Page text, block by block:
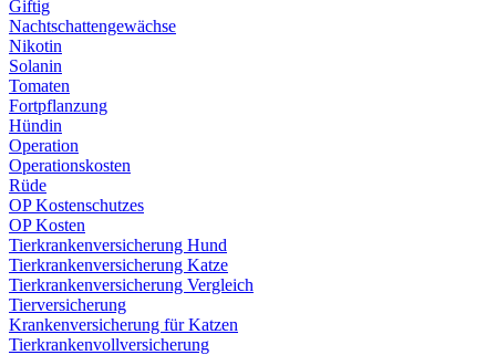
Giftig
Nachtschattengewächse
Nikotin
Solanin
Tomaten
Fortpflanzung
Hündin
Operation
Operationskosten
Rüde
OP Kostenschutzes
OP Kosten
Tierkrankenversicherung Hund
Tierkrankenversicherung Katze
Tierkrankenversicherung Vergleich
Tierversicherung
Krankenversicherung für Katzen
Tierkrankenvollversicherung